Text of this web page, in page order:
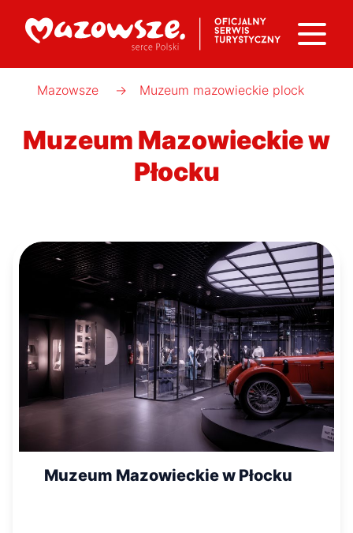
Mazowsze → Muzeum mazowieckie plock
Muzeum Mazowieckie w
Płocku
Muzeum Mazowieckie w Płocku